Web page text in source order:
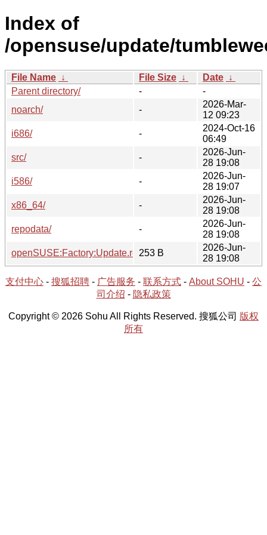
Index of
/opensuse/update/
File Name ↓ File Size ↓ Date ↓
Parent directory/
-
-
noarch/
-
2026-Mar-
12 09:23
i686/
-
2024-Oct-16
06:49
src/
-
2026-Jun-
28 19:08
i586/
-
2026-Jun-
28 19:07
x86_64/
-
2026-Jun-
28 19:08
repodata/
-
2026-Jun-
28 19:08
openSUSE:Factory:Update.repo253 B
2026-Jun-
28 19:08
支付中心 - 搜狐招聘 - 广告服务 - 联系方式 - About SOHU - 公
司介绍 - 隐私政策
Copyright © 2026 Sohu All Rights Reserved. 搜狐公司 版权
所有